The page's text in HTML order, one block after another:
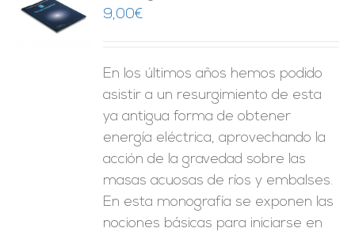
9,00€
En los últimos años hemos podido
asistir a un resurgimiento de esta
ya antigua forma de obtener
energía eléctrica, aprovechando la
acción de la gravedad sobre las
masas acuosas de ríos y embalses.
En esta monografía se exponen las
nociones básicas para iniciarse en